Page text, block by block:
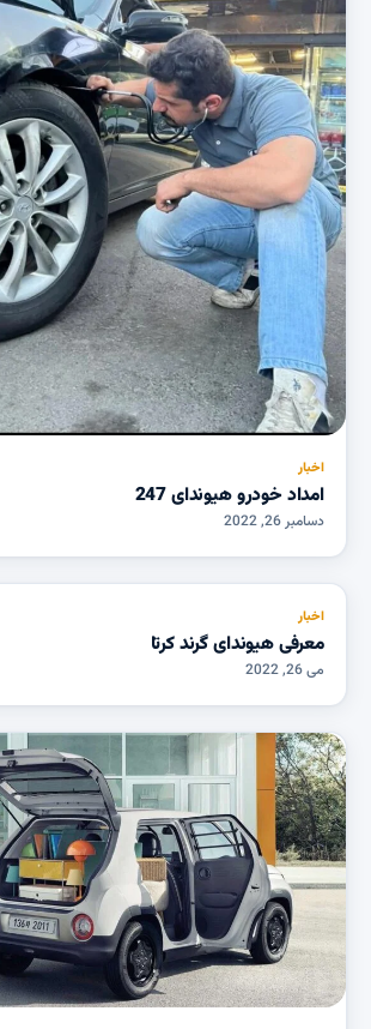
اخبار
امداد خودرو هیوندای 247
دسامبر 26, 2022
اخبار
معرفی هیوندای گرند کرتا
می 26, 2022